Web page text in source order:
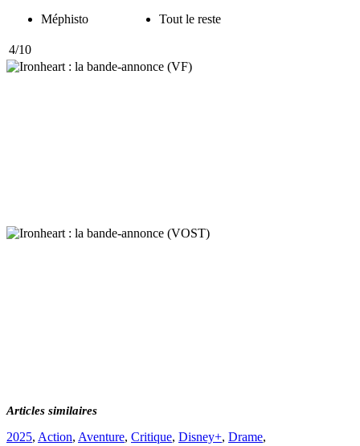
Méphisto
Tout le reste
4/10
Articles similaires
Catégories
2025, Action, Aventure, Critique, Disney+, Drame,